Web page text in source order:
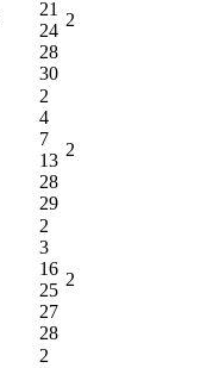
21
24
28
30
2
2
4
7
13
28
29
2
2
3
16
25
27
28
2
2